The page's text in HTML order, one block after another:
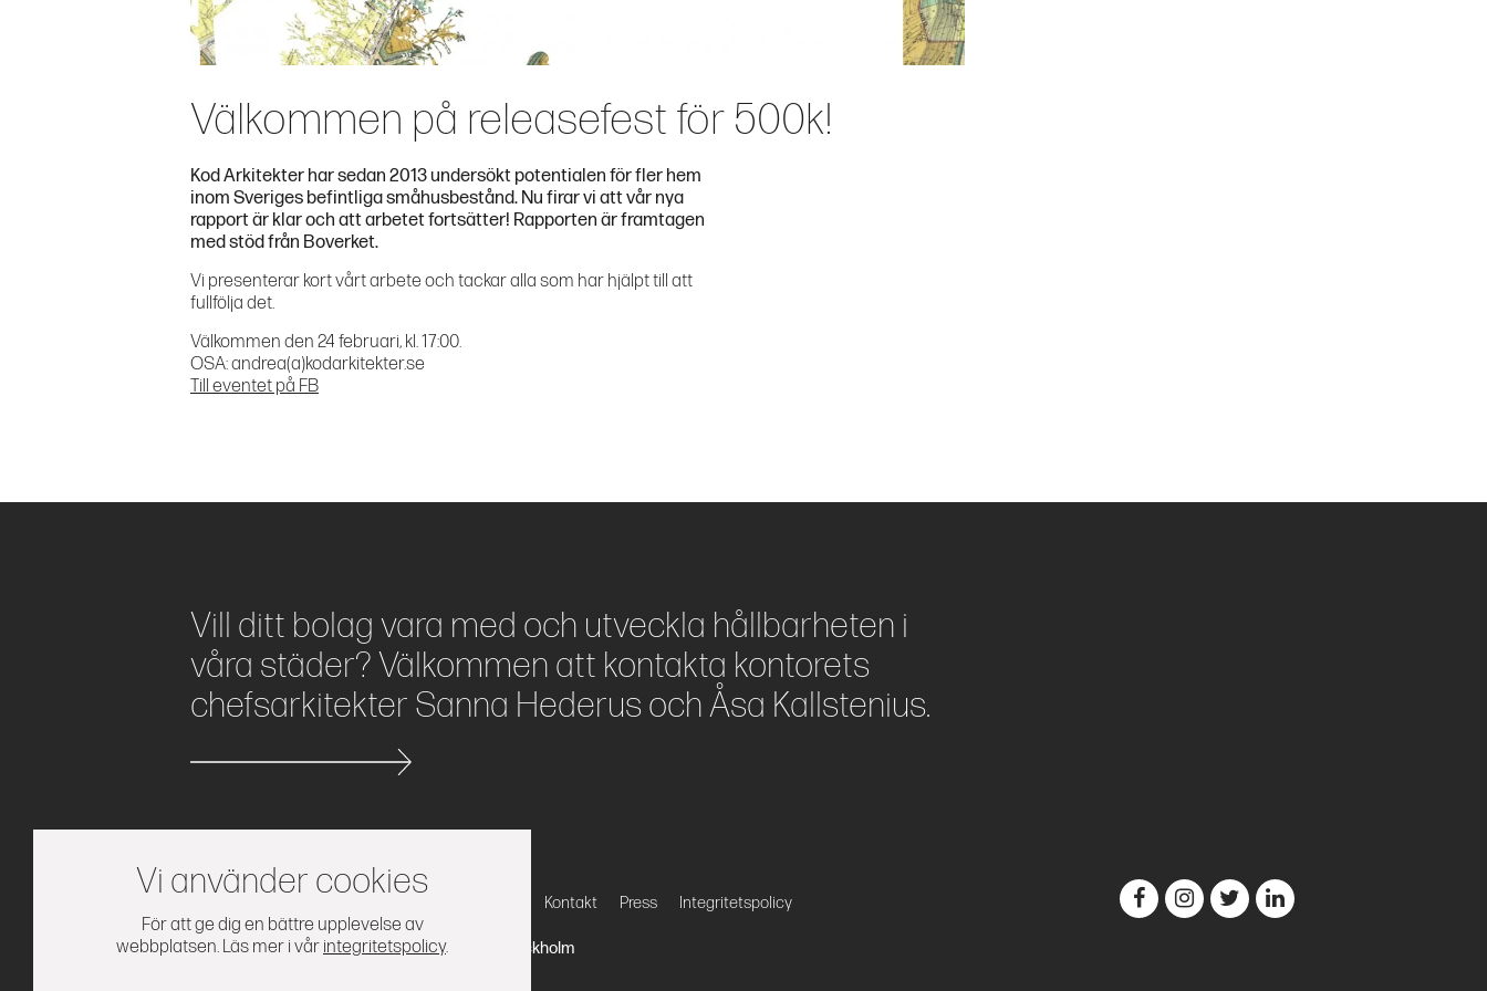
Välkommen på releasefest för 500k!
Kod Arkitekter har sedan 2013 undersökt potentialen för fler hem
inom Sveriges befintliga småhusbestånd. Nu firar vi att vår nya
rapport är klar och att arbetet fortsätter! Rapporten är framtagen
med stöd från Boverket.
Vi presenterar kort vårt arbete och tackar alla som har hjälpt till att
fullfölja det.
Välkommen den 24 februari, kl. 17:00.
OSA: andrea(a)kodarkitekter.se
Till eventet på FB
Vi använder cookies
För att ge dig en bättre upplevelse av
webbplatsen. Läs mer i vår integritetspolicy.
Vill ditt bolag vara med och utveckla hållbarheten i
våra städer? Välkommen att kontakta kontorets
chefsarkitekter Sanna Hederus och Åsa Kallstenius.
Kontakt Press Integritetspolicy
Kod Arkitekter AB | Stora Nygatan 44, 111 27 Stockholm